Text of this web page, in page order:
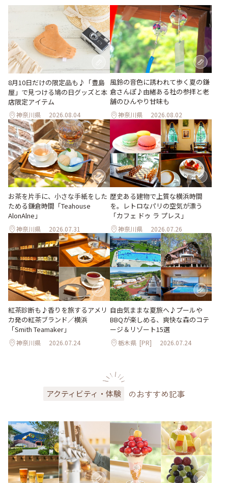
8月10日だけの限定品も♪「豊島
屋」で見つける鳩の日グッズと本
店限定アイテム
神奈川県 2026.08.04
風鈴の音色に誘われて歩く夏の鎌
倉さんぽ♪由緒ある社の参拝と老
舗のひんやり甘味も
神奈川県 2026.08.02
お茶を片手に、小さな手紙をした
ためる鎌倉時間「Teahouse
AlonAlne」
神奈川県 2026.07.31
歴史ある建物で上質な横浜時間
を。レトロなパリの空気が漂う
「カフェ ドゥ ラ プレス」
神奈川県 2026.07.26
紅茶診断も♪香りを旅するアメリ
カ発の紅茶ブランド／横浜
「Smith Teamaker」
神奈川県 2026.07.24
自由気ままな夏旅へ♪プールや
BBQが楽しめる、爽快な森のコテ
ージ＆リゾート15選
栃木県 [PR] 2026.07.24
アクティビティ・体験 のおすすめ記事